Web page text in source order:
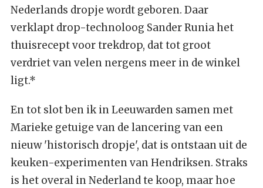
Nederlands dropje wordt geboren. Daar
verklapt drop-technoloog Sander Runia het
thuisrecept voor trekdrop, dat tot groot
verdriet van velen nergens meer in de winkel
ligt.*
En tot slot ben ik in Leeuwarden samen met
Marieke getuige van de lancering van een
nieuw 'historisch dropje', dat is ontstaan uit de
keuken-experimenten van Hendriksen. Straks
is het overal in Nederland te koop, maar hoe